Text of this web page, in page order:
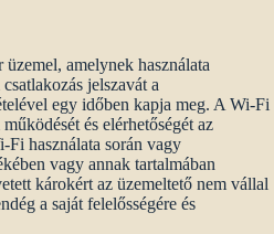
amelynek használata
jelszavát a
egy időben kapja meg. A Wi-Fi
és elérhetőségét az
Fi használata során vagy
vagy annak tartalmában
károkért az üzemeltető nem vállal
a saját felelősségére és